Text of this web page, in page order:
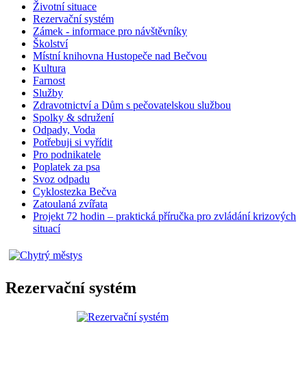
Životní situace
Rezervační systém
Zámek - informace pro návštěvníky
Školství
Místní knihovna Hustopeče nad Bečvou
Kultura
Farnost
Služby
Zdravotnictví a Dům s pečovatelskou službou
Spolky & sdružení
Odpady, Voda
Potřebuji si vyřídit
Pro podnikatele
Poplatek za psa
Svoz odpadu
Cyklostezka Bečva
Zatoulaná zvířata
Projekt 72 hodin – praktická příručka pro zvládání krizových
situací
Rezervační systém